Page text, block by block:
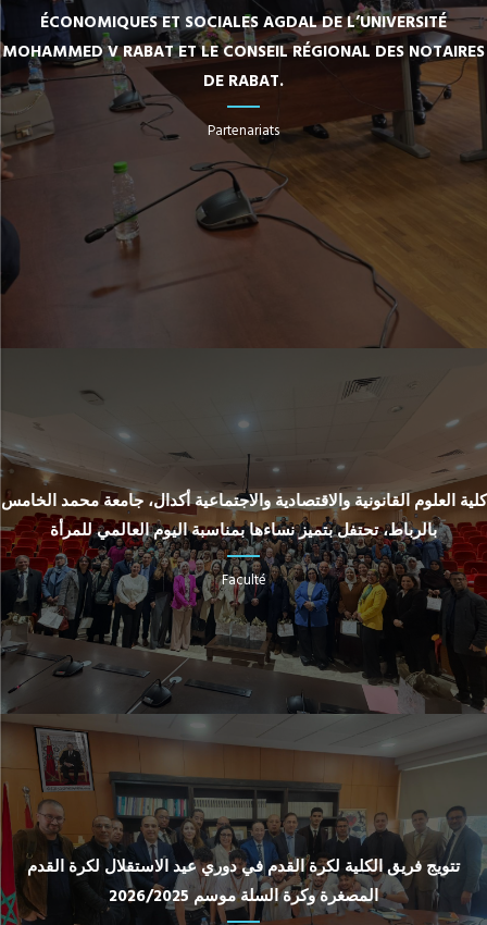
ÉCONOMIQUES ET SOCIALES AGDAL DE L’UNIVERSITÉ
MOHAMMED V RABAT ET LE CONSEIL RÉGIONAL DES NOTAIRES
DE RABAT.
Partenariats
كلية العلوم القانونية والاقتصادية والاجتماعية أكدال، جامعة محمد الخامس
بالرباط، تحتفل بتميز نساءها بمناسبة اليوم العالمي للمرأة
Faculté
تتويج فريق الكلية لكرة القدم في دوري عيد الاستقلال لكرة القدم
المصغرة وكرة السلة موسم 2026/2025